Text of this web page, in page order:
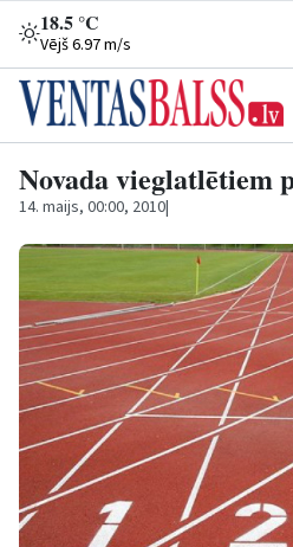
18.5 °C
Vējš 6.97 m/s
Novada vieglatlētiem
14. maijs, 00:00, 2010|